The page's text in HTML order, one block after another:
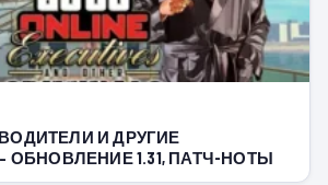
И ДРУГИЕ
ОБНОВЛЕНИЕ 1.31, ПАТЧ-НОТЫ